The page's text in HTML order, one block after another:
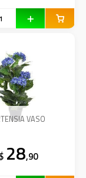
VASO
28,90